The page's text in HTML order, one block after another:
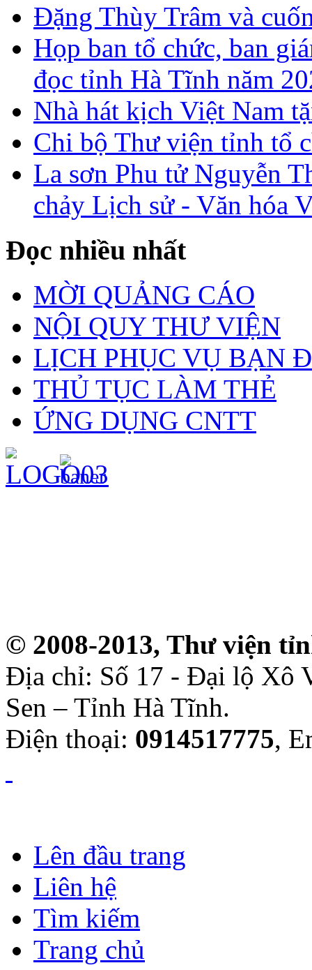
Đặng Thùy Trâm và
Họp ban tổ chức, ban
đọc tỉnh Hà Tĩnh năm
Nhà hát kịch Việt Nam
Chi bộ Thư viện tỉnh tổ
La sơn Phu tử Nguyễn
chảy Lịch sử - Văn hóa
Đọc nhiều nhất
MỜI QUẢNG CÁO
NỘI QUY THƯ VIỆN
LỊCH PHỤC VỤ BẠN
THỦ TỤC LÀM THẺ
ỨNG DỤNG CNTT
© 2008-2013, Thư viện
Địa chỉ: Số 17 - Đại lộ Xô
Sen – Tỉnh Hà Tĩnh.
Điện thoại: 0914517775,
Lên đầu trang
Liên hệ
Tìm kiếm
Trang chủ